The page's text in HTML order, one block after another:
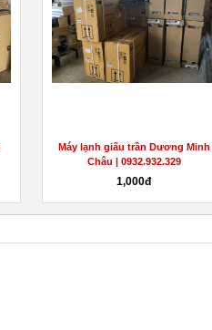
Máy lạnh giấu trần Dương Minh
Châu | 0932.932.329
1,000đ